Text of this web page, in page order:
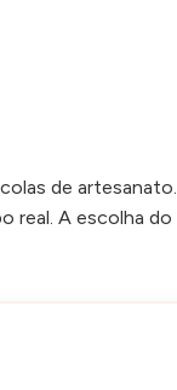
de
real. A escolha